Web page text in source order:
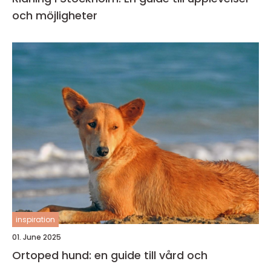
och möjligheter
inspiration
01. June 2025
Ortoped hund: en guide till vård och